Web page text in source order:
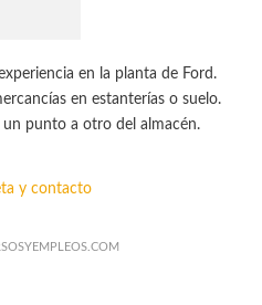
en la planta de Ford.
en estanterías o suelo.
un punto a otro del almacén.
y contacto